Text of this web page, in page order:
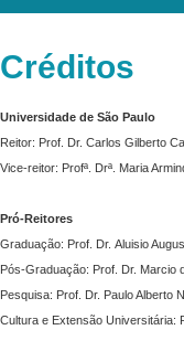
Créditos
Universidade de São Paulo
Reitor: Prof. Dr. Carlos Gilberto
Vice-reitor: Profª. Drª. Maria
Pró-Reitores
Graduação: Prof. Dr. Aluisio
Pós-Graduação: Prof. Dr. Marcio
Pesquisa: Prof. Dr. Paulo Alberto
Cultura e Extensão Universitária: